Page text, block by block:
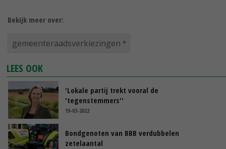
Bekijk meer over:
gemeenteraadsverkiezingen
LEES OOK
'Lokale partij trekt vooral de
'tegenstemmers''
19-03-2022
Bondgenoten van BBB verdubbelen
zetelaantal